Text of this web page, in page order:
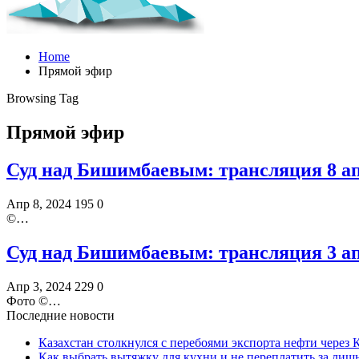
Home
Прямой эфир
Browsing Tag
Прямой эфир
Суд над Бишимбаевым: трансляция 8
Апр 8, 2024 195 0
©️…
Суд над Бишимбаевым: трансляция 3
Апр 3, 2024 229 0
Фото ©️…
Последние новости
Казахстан столкнулся с перебоями экспорта нефти через